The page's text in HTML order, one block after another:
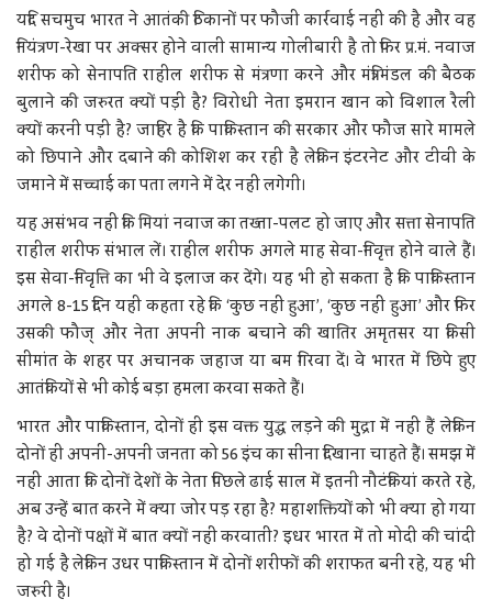
यदि सचमुच भारत ने आतंकी ठिकानों पर फौजी कार्रवाई नहीं की है और वह
नियंत्रण-रेखा पर अक्सर होने वाली सामान्य गोलीबारी है तो फिर प्र.मं. नवाज
शरीफ को सेनापति राहील शरीफ से मंत्रणा करने और मंत्रिमंडल की बैठक
बुलाने की जरुरत क्यों पड़ी है? विरोधी नेता इमरान खान को विशाल रैली
क्यों करनी पड़ी है? जाहिर है कि पाकिस्तान की सरकार और फौज सारे मामले
को छिपाने और दबाने की कोशिश कर रही है लेकिन इंटरनेट और टीवी के
जमाने में सच्चाई का पता लगने में देर नहीं लगेगी।
यह असंभव नहीं कि मियां नवाज का तख्ता-पलट हो जाए और सत्ता सेनापति
राहील शरीफ संभाल लें। राहील शरीफ अगले माह सेवा-निवृत्त होने वाले हैं।
इस सेवा-निवृत्ति का भी वे इलाज कर देंगे। यह भी हो सकता है कि पाकिस्तान
अगले 8-15 दिन यही कहता रहे कि ‘कुछ नहीं हुआ’, ‘कुछ नहीं हुआ’ और फिर
उसकी फौज् और नेता अपनी नाक बचाने की खातिर अमृतसर या किसी
सीमांत के शहर पर अचानक जहाज या बम गिरवा दें। वे भारत में छिपे हुए
आतंकियों से भी कोई बड़ा हमला करवा सकते हैं।
भारत और पाकिस्तान, दोनों ही इस वक्त युद्ध लड़ने की मुद्रा में नहीं हैं लेकिन
दोनों ही अपनी-अपनी जनता को 56 इंच का सीना दिखाना चाहते हैं। समझ में
नहीं आता कि दोनों देशों के नेता पिछले ढाई साल में इतनी नौटंकियां करते रहे,
अब उन्हें बात करने में क्या जोर पड़ रहा है? महाशक्तियों को भी क्या हो गया
है? वे दोनों पक्षों में बात क्यों नहीं करवातीं? इधर भारत में तो मोदी की चांदी
हो गई है लेकिन उधर पाकिस्तान में दोनों शरीफों की शराफत बनी रहे, यह भी
जरुरी है।